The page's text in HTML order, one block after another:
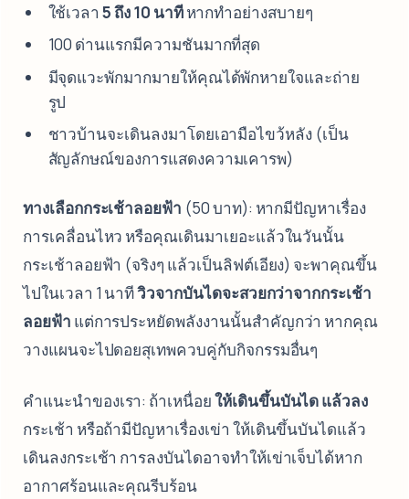
ใช้เวลา5 ถึง 10 นาทีหากทำอย่างสบายๆ
100 ด่านแรกมีความชันมากที่สุด
มีจุดแวะพักมากมายให้คุณได้พักหายใจและถ่าย
รูป
ชาวบ้านจะเดินลงมาโดยเอามือไขว้หลัง (เป็น
สัญลักษณ์ของการแสดงความเคารพ)
ทางเลือกกระเช้าลอยฟ้า (50 บาท): หากมีปัญหาเรื่อง
การเคลื่อนไหว หรือคุณเดินมาเยอะแล้วในวันนั้น
กระเช้าลอยฟ้า (จริงๆ แล้วเป็นลิฟต์เอียง) จะพาคุณขึ้น
ไปในเวลา 1 นาทีวิวจากบันไดจะสวยกว่าจากกระเช้า
ลอยฟ้า แต่การประหยัดพลังงานนั้นสำคัญกว่า หากคุณ
วางแผนจะไปดอยสุเทพควบคู่กับกิจกรรมอื่นๆ
คำแนะนำของเรา: ถ้าเหนื่อยให้เดินขึ้นบันได แล้วลง
กระเช้า หรือถ้ามีปัญหาเรื่องเข่า ให้เดินขึ้นบันไดแล้ว
เดินลงกระเช้า การลงบันไดอาจทำให้เข่าเจ็บได้หาก
อากาศร้อนและคุณรีบร้อน